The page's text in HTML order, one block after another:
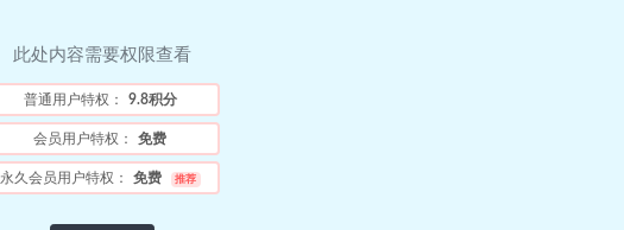
此处内容需要权限查看
普通用户特权： 9.8积分
会员用户特权： 免费
永久会员用户特权： 免费 推荐